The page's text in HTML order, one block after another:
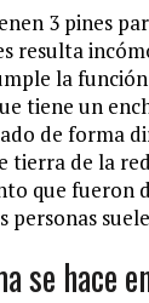
3 pines
resulta
la
tiene un
de forma
tierra de la
que fueron
se hace